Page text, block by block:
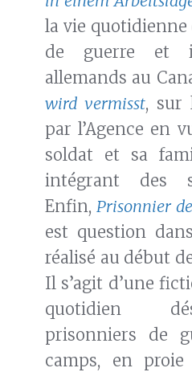
la vie
de guerre et
allemands au
wird vermisst, sur
par l’Agence en
soldat et sa
intégrant des
Enfin,Prisonnier
est question
réalisé au début
Il s’agit d’une
quotidien
prisonniers de
camps, en